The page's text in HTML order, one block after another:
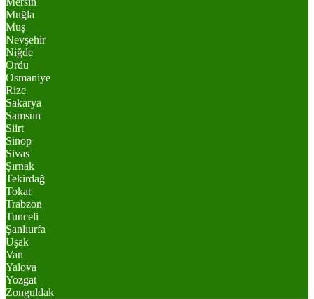
Muğla
Muş
Nevşehir
Niğde
Ordu
Osmaniye
Rize
Sakarya
Samsun
Siirt
Sinop
Sivas
Şırnak
Tekirdağ
Tokat
Trabzon
Tunceli
Şanlıurfa
Uşak
Van
Yalova
Yozgat
Zonguldak